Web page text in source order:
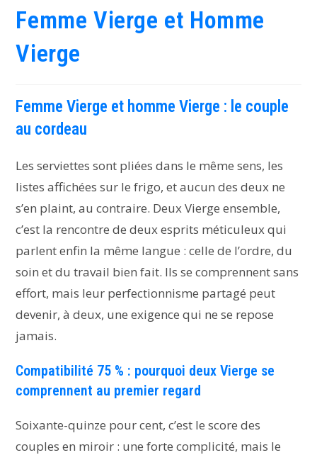
Femme Vierge et Homme
Vierge
Femme Vierge et homme Vierge : le couple
au cordeau
Les serviettes sont pliées dans le même sens, les
listes affichées sur le frigo, et aucun des deux ne
s’en plaint, au contraire. Deux Vierge ensemble,
c’est la rencontre de deux esprits méticuleux qui
parlent enfin la même langue : celle de l’ordre, du
soin et du travail bien fait. Ils se comprennent sans
effort, mais leur perfectionnisme partagé peut
devenir, à deux, une exigence qui ne se repose
jamais.
Compatibilité 75 % : pourquoi deux Vierge se
comprennent au premier regard
Soixante-quinze pour cent, c’est le score des
couples en miroir : une forte complicité, mais le